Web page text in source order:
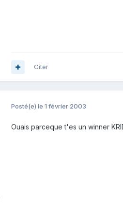
Citer
Posté(e) le 1 février 2003
Ouais parceque t'es un winner